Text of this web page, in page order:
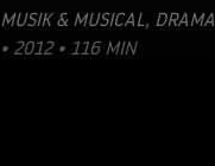
MUSIK & MUSICAL, DRAMA
• 2012 • 116 MIN